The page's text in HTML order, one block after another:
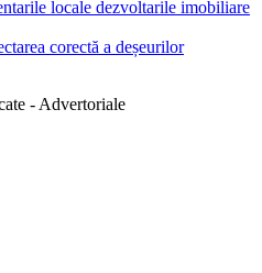
locale dezvoltarile imobiliare
corectă a deșeurilor
- Advertoriale